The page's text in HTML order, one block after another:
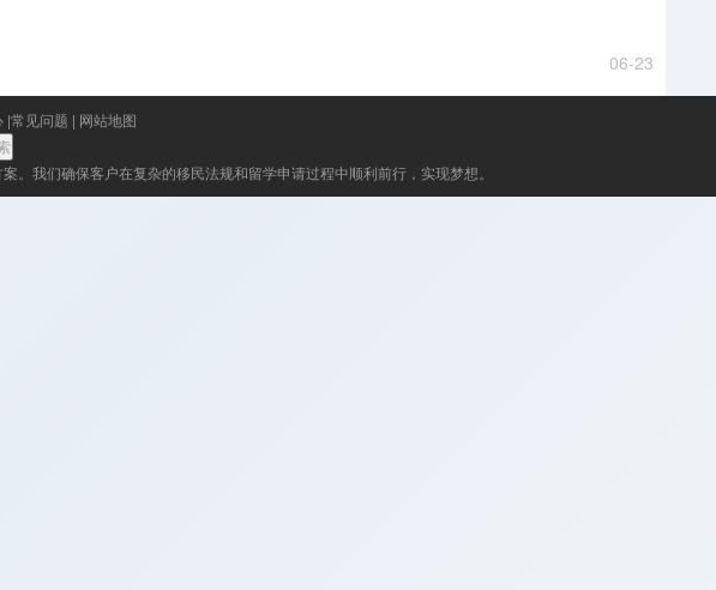
06-23
|常见问题 | 网站地图
我们确保客户在复杂的移民法规和留学申请过程中顺利前行，实现梦想。